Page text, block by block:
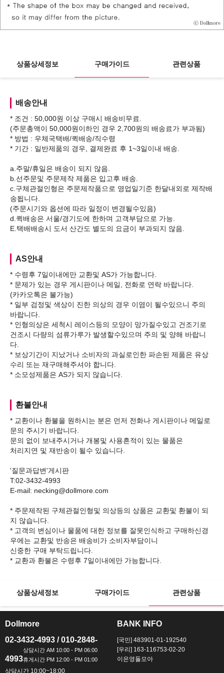
상품상세정보 구매가이드 관련상품
배송안내
* 조건 : 50,000원 이상 구매시 배송비무료.
(주문총액이 50,000원이하인 경우 2,700원의 배송료가 부과됨)
* 방법 : 우체국택배/퀵배송/직수령
* 기간 : 일반제품의 경우, 결제완료 후 1~3일이내 배송.
a.주말/휴일은 배송이 되지 않음.
b.선주문및 주문제작 제품은 입고후 배송.
c.구체관절인형은 주문제작품으로 영업일기준 한달내외로 제작배
송됩니다.
(주문시기와 옵션에 따라 일정이 변경될수있음)
d.퀵배송은 서울/경기도에 한하며 고객부담으로 가능.
AS안내
* 수령후 7일이내에만 교환및 AS가 가능합니다.
* 문제가 있는 경우 게시판이나 메일, 전화로 연락 바랍니다.
(카카오톡은 불가능)
* 일부 검정및 색상이 진한 의상의 경우 이염이 될수있으니 주의
바랍니다.
* 인형의상은 세척시 레이스등의 모양이 망가질수있고 건조기로
건조시 다량의 섬류가루가 발생할수있으며 주의 및 양해 바랍니
다.
* 보상기간이 지났거나 소비자의 과실로인한 파손된 제품은 유상
수리 또는 재구매해주셔야 합니다.
환불안내
* 교환이나 환불을 원하시는 분은 먼저 전화나 게시판이나 메일로
문의 주시기 바랍니다.
문의 없이 보내주시거나 개봉및 사용흔적이 있는 물품은
처리지연 및 재반송이 될수 있습니다.
'질문과답변'게시판
T:02-3432-4993
E-mail: necking@dollmore.com
* 주문제작된 구체관절인형및 의상등의 상품은 교환및 환불이 되
지 않습니다.
* 고객의 변심이나 물품에 대한 정보를 잘못인식하고 구매하신경
우에는 교환및 반송은 배송비가 소비자부담이니
신중한 구매 부탁드립니다.
상품상세정보 구매가이드 관련상품
Dollmore
02-3432-4993 / 010-2848-
4993
상담시간 10:00~18:00
BANK INFO
[국민] 483901-01-192540
[우리] 163-116753-02-20
이은영돌모아